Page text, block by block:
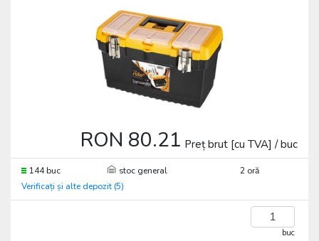
RON 80.21 Preț brut [cu TVA] / buc
144 buc stoc general
2 oră
Verificați și alte depozit (5)
buc